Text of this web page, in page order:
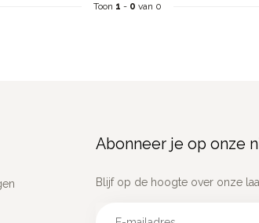
Toon 1 - 0 van 0
Abonneer je op onze
Blijf op de hoogte over onze